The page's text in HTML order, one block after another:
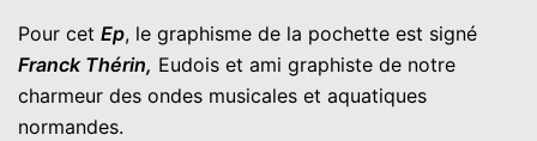
Pour cet Ep, le graphisme de la pochette est signé
Franck Thérin, Eudois et ami graphiste de notre
charmeur des ondes musicales et aquatiques
normandes.